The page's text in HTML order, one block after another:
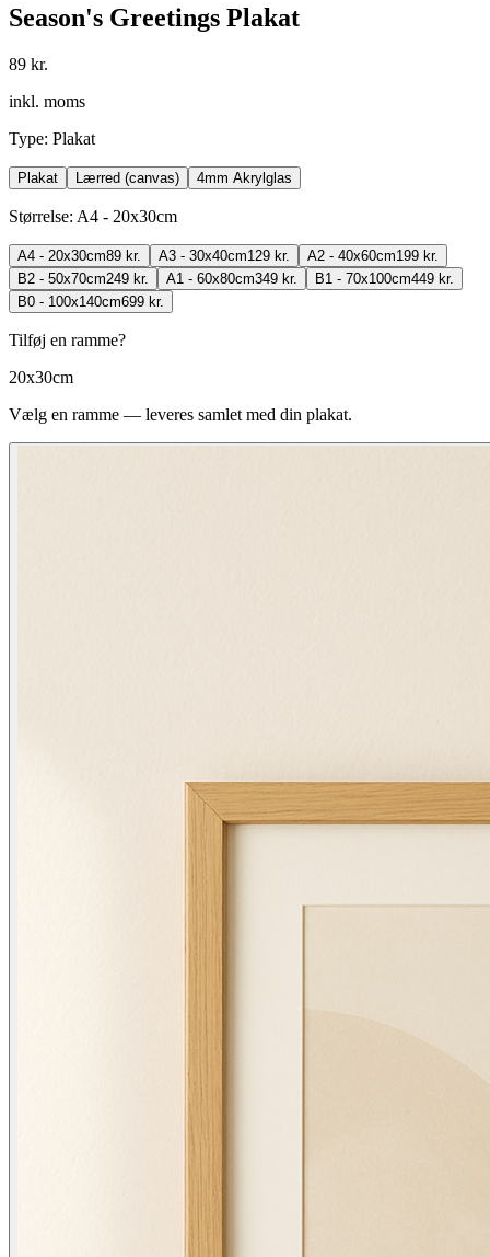
Season's Greetings Plakat
89 kr.
inkl. moms
Type: Plakat
Plakat Lærred (canvas) 4mm Akrylglas
Størrelse: A4 - 20x30cm
A4 - 20x30cm89 kr. A3 - 30x40cm129 kr. A2 - 40x60cm199 kr.
B2 - 50x70cm249 kr. A1 - 60x80cm349 kr. B1 - 70x100cm449 kr.
B0 - 100x140cm699 kr.
Tilføj en ramme?
20x30cm
Vælg en ramme — leveres samlet med din plakat.